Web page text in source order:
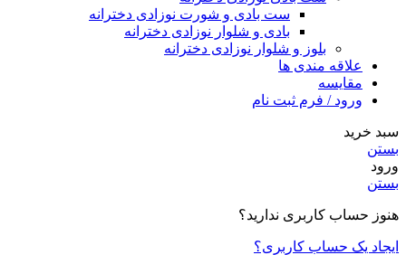
ست بادی و شورت نوزادی دخترانه
بادی و شلوار نوزادی دخترانه
بلوز و شلوار نوزادی دخترانه
علاقه مندی ها
مقایسه
ورود / فرم ثبت نام
سبد خرید
بستن
ورود
بستن
هنوز حساب کاربری ندارید؟
ایجاد یک حساب کاربری؟